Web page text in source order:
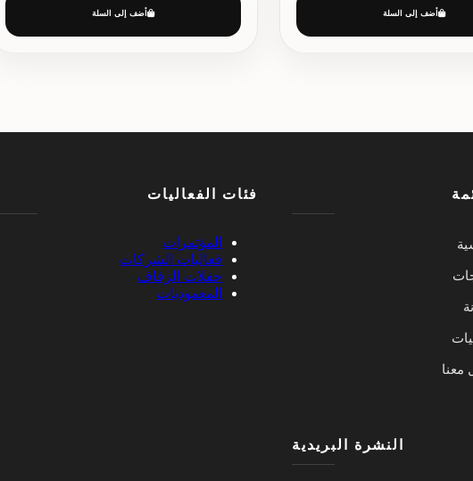
أضف إلى السلة أضف إلى السلة
معنا
فئات الفعاليات
المؤتمرات
فعاليات الشركات
حفلات الزفاف
المعموديات
النشرة البريدية